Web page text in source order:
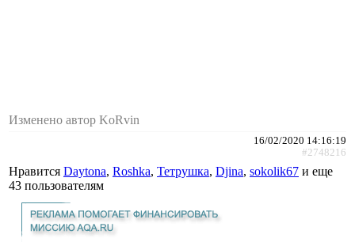
Изменено автор KoRvin
16/02/2020 14:16:19
#2748216
Нравится Daytona, Roshka, Тетрушка, Djina, sokolik67 и еще
43 пользователям